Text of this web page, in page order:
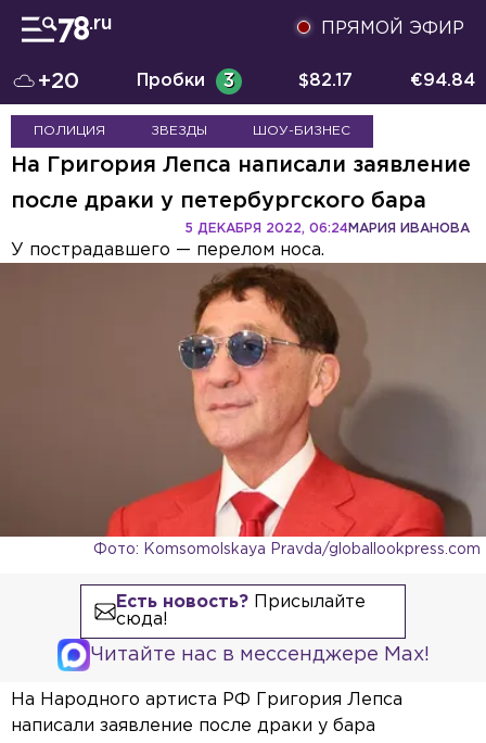
ПРЯМОЙ ЭФИР
+20 Пробки 3 $82.17 €94.84
ПОЛИЦИЯ ЗВЕЗДЫ ШОУ-БИЗНЕС
На Григория Лепса написали заявление
после драки у петербургского бара
МАРИЯ ИВАНОВА
5 ДЕКАБРЯ 2022, 06:24
У пострадавшего — перелом носа.
Фото: Komsomolskaya Pravda/globallookpress.com
Есть новость?Присылайте
сюда!
Читайте нас в мессенджере Max!
На Народного артиста РФ Григория Лепса
написали заявление после драки у бара